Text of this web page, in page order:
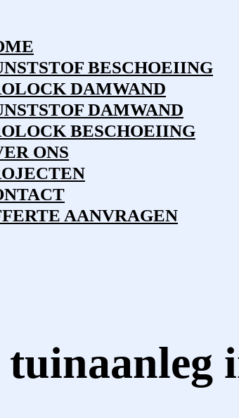
BESCHOEIING
DAMWAND
DAMWAND
BESCHOEIING
ONS
AANVRAGEN
tuinaanleg